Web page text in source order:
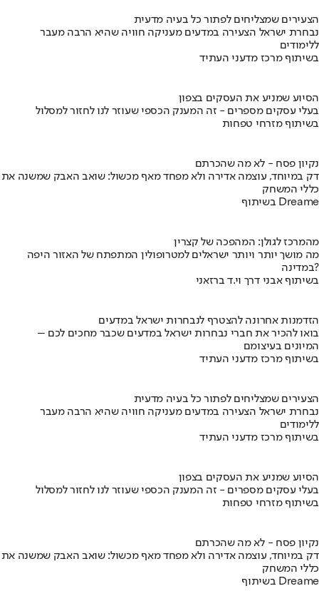
הצעירים שמצליחים לפתור כל בעיה מדעית
נבחרת ישראל הצעירה במדעים מעניקה חוויה שהיא הרבה מעבר
ללימודים
בשיתוף מרכז מדעני העתיד
הסיוע שמניע את העסקים בצפון
בעלי עסקים מספרים - זה המענק הכספי שעוזר לנו לחזור למסלול
בשיתוף מזרחי טפחות
נקיון פסח - לא מה שהכרתם
דק במיוחד, עוצמה אדירה ולא מפחד מאף מכשול: שואב האבק שמשנה את
כללי המשחק
בשיתוף Dreame
מהמרכז לגולן: המהפכה של קצרין
מה מושך יותר ויותר ישראלים למטרופולין המתפתח של האזור היפה
במדינה?
בשיתוף אבני דרך וי.ד ברזאני
הזדמנות אחרונה להצטרף לנבחרות ישראל במדעים
בואו להכיר את חברי נבחרות ישראל במדעים שכבר מחכים לכם –
המיונים בעיצומם
בשיתוף מרכז מדעני העתיד
הצעירים שמצליחים לפתור כל בעיה מדעית
נבחרת ישראל הצעירה במדעים מעניקה חוויה שהיא הרבה מעבר
ללימודים
בשיתוף מרכז מדעני העתיד
הסיוע שמניע את העסקים בצפון
בעלי עסקים מספרים - זה המענק הכספי שעוזר לנו לחזור למסלול
בשיתוף מזרחי טפחות
נקיון פסח - לא מה שהכרתם
דק במיוחד, עוצמה אדירה ולא מפחד מאף מכשול: שואב האבק שמשנה את
כללי המשחק
בשיתוף Dreame